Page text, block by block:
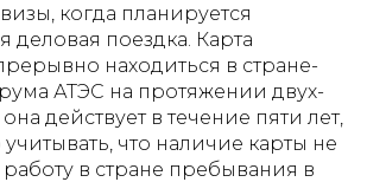
когда планируется
деловая поездка. Карта
находиться в стране-
АТЭС на протяжении двух-
действует в течение пяти лет,
что наличие карты не
в стране пребывания в